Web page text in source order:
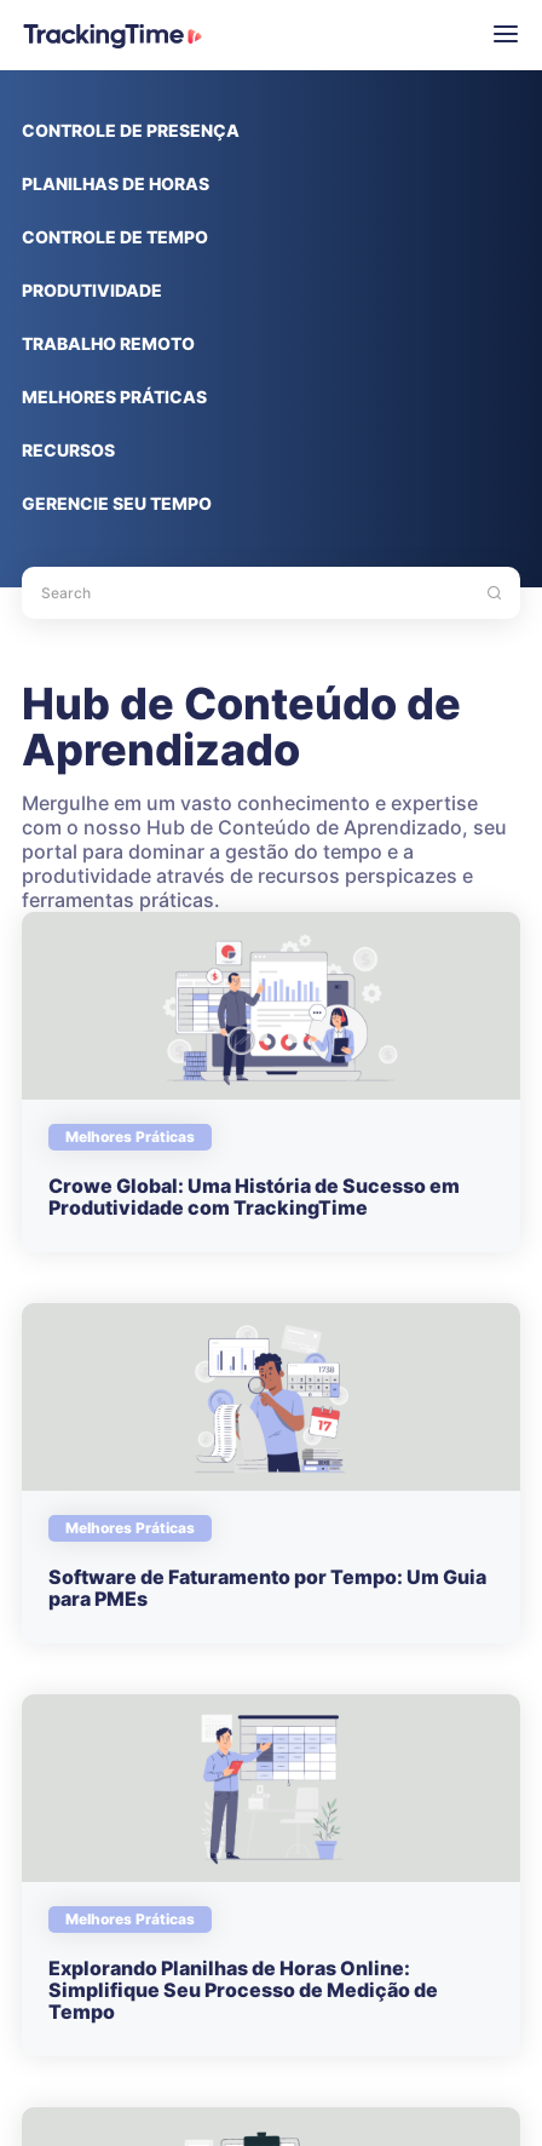
CONTROLE DE PRESENÇA
PLANILHAS DE HORAS
CONTROLE DE TEMPO
PRODUTIVIDADE
TRABALHO REMOTO
MELHORES PRÁTICAS
RECURSOS
GERENCIE SEU TEMPO
Hub de Conteúdo de
Aprendizado
Mergulhe em um vasto conhecimento e expertise
com o nosso Hub de Conteúdo de Aprendizado, seu
portal para dominar a gestão do tempo e a
produtividade através de recursos perspicazes e
ferramentas práticas.
Melhores Práticas
Crowe Global: Uma História de Sucesso em
Produtividade com TrackingTime
Melhores Práticas
Software de Faturamento por Tempo: Um Guia
para PMEs
Melhores Práticas
Explorando Planilhas de Horas Online:
Simplifique Seu Processo de Medição de
Tempo